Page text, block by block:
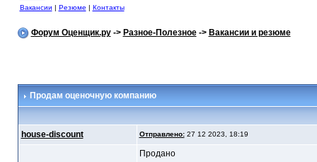
Вакансии | Резюме | Контакты
Форум Оценщик.ру-> Разное-Полезное-> Вакансии и резюме
Продам оценочную компанию
house-discount Отправлено:27 12 2023, 18:19
Продано